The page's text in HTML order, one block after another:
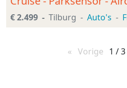
€ 2.499 Tilburg Auto's
Vorige pagina
1 / 3